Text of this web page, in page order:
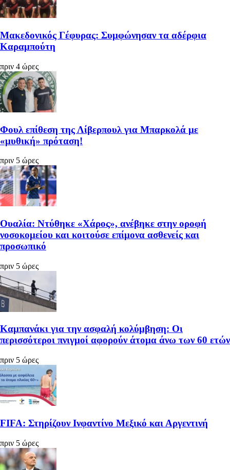
Μακεδονικός Γέφυρας: Συμφώνησαν τα αδέρφια
Καραμπούτη
πριν 4 ώρες
Φουλ επίθεση της Λίβερπουλ για Μπαρκολά με
«μυθική» πρόταση!
πριν 5 ώρες
Ουαλία: Ντύθηκε «Χάρος», ανέβηκε στην οροφή
νοσοκομείου και κοιτούσε επίμονα ασθενείς και
προσωπικό
πριν 5 ώρες
Καμπανάκι για την ασφαλή κολύμβηση: Οι
περισσότεροι πνιγμοί αφορούν άτομα άνω των 60 ετών
πριν 5 ώρες
FIFA: Στηρίζουν Ινφαντίνο Μεξικό και Αργεντινή
πριν 5 ώρες